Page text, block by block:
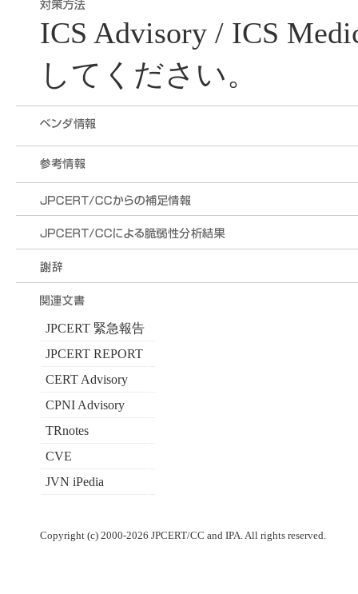
ICS Advisory / ICS
してください。
JPCERT 緊急報告
JPCERT REPORT
CERT Advisory
CPNI Advisory
TRnotes
CVE
JVN iPedia
Copyright (c) 2000-2026 JPCERT/CC and IPA. All rights reserved.